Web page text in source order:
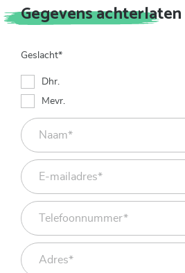
Gegevens achterlaten
Geslacht*
Dhr.
Mevr.